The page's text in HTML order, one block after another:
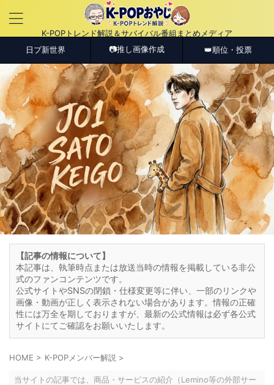
K-POPトレンド解説＆サバイバル番組まとめメディア
日プ新世界 📷推し画像作成 👑順位・投票
【記事の情報について】
本記事は、執筆時点または放送当時の情報を掲載している非公
式のファンコンテンツです。
公式サイトやSNSの閉鎖・仕様変更等に伴い、一部のリンクや
画像・動画が正しく表示されない場合があります。情報の正確
性には万全を期しておりますが、最新の公式情報は必ず各公式
サイトにてご確認をお願いいたします。
HOME > K-POPメンバー解説 >
当サイトの記事では、商品・サービスの紹介（Lemino等の外部サー